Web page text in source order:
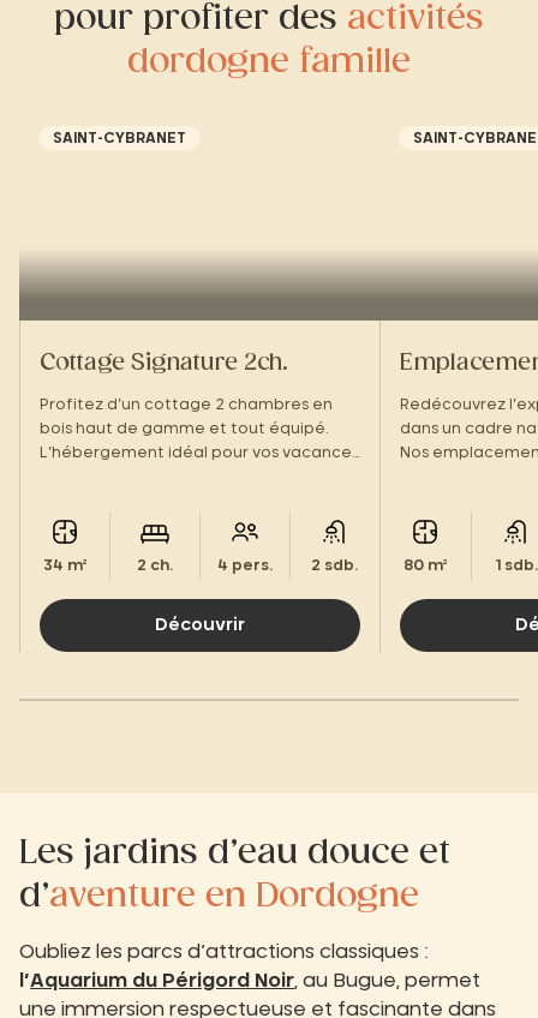
pour profiter des activités
dordogne famille
SAINT-CYBRANET
Cottage Signature 2ch.
Profitez d’un cottage 2 chambres en
bois haut de gamme et tout équipé.
L’hébergement idéal pour vos vacances
34 m² 2 ch. 4 pers. 2 sdb.
Découvrir
SAINT-
Redécouvrez
dans un cadre
Nos
nature.
80 m² 1 sdb.
Les jardins d’eau douce et
d’aventure en Dordogne
Oubliez les parcs d’attractions classiques :
l’Aquarium du Périgord Noir , au Bugue, permet
une immersion respectueuse et fascinante dans